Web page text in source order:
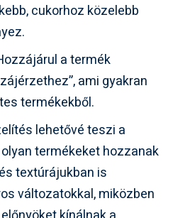
cukorhoz közelebb
a termék
ami gyakran
termékekből.
lehetővé teszi a
termékeket hozzanak
textúrájukban is
változatokkal, miközben